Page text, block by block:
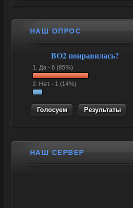
НАШ ОПРОС
BO2 понравилась?
1. Да - 6 (85%)
2. Нет - 1 (14%)
Результаты
НАШ СЕРВЕР